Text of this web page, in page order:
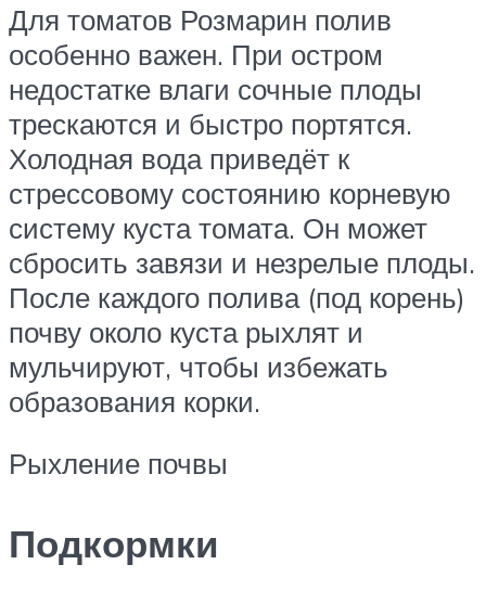
Для томатов Розмарин полив
особенно важен. При остром
недостатке влаги сочные плоды
трескаются и быстро портятся.
Холодная вода приведёт к
стрессовому состоянию корневую
систему куста томата. Он может
сбросить завязи и незрелые плоды.
После каждого полива (под корень)
почву около куста рыхлят и
мульчируют, чтобы избежать
образования корки.
Рыхление почвы
Подкормки